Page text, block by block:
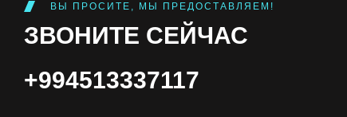
ВЫ ПРОСИТЕ, МЫ ПРЕДОСТАВЛЯЕМ!
ЗВОНИТЕ СЕЙЧАС
+994513337117